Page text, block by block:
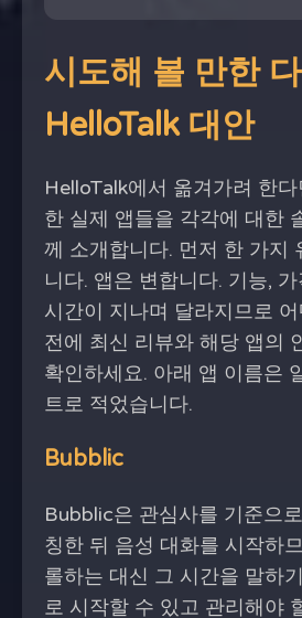
시도해 볼 만한
HelloTalk 대안
HelloTalk에서 옮겨가려 한
한 실제 앱들을 각각에 대한
께 소개합니다. 먼저 한 가지
니다. 앱은 변합니다. 기능,
시간이 지나며 달라지므로
전에 최신 리뷰와 해당 앱의
확인하세요. 아래 앱 이름은
트로 적었습니다.
Bubblic
Bubblic은 관심사를 기준으
칭한 뒤 음성 대화를 시작하
롤하는 대신 그 시간을 말하
로 시작할 수 있고 관리해야